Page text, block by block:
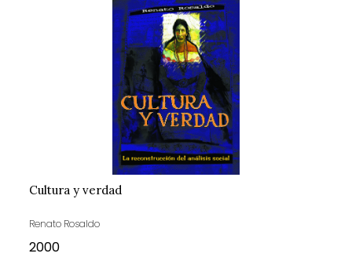
Cultura y verdad
Renato Rosaldo
2000